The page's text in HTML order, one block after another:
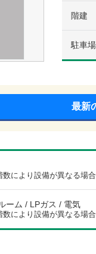
階建
駐車場
最新
により設備が異なる場合
ーム / LPガス / 電気
により設備が異なる場合